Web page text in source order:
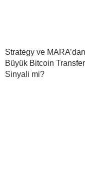
Strategy ve MARA’dan
Büyük Bitcoin
Sinyali mi?